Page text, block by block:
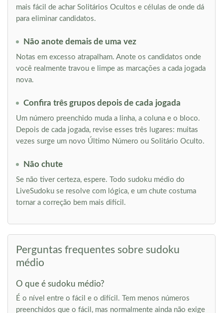
mais fácil de achar Solitários Ocultos e células de onde dá
para eliminar candidatos.
Não anote demais de uma vez
Notas em excesso atrapalham. Anote os candidatos onde
você realmente travou e limpe as marcações a cada jogada
nova.
Confira três grupos depois de cada jogada
Um número preenchido muda a linha, a coluna e o bloco.
Depois de cada jogada, revise esses três lugares: muitas
vezes surge um novo Último Número ou Solitário Oculto.
Não chute
Se não tiver certeza, espere. Todo sudoku médio do
LiveSudoku se resolve com lógica, e um chute costuma
tornar a correção bem mais difícil.
Perguntas frequentes sobre sudoku
médio
O que é sudoku médio?
É o nível entre o fácil e o difícil. Tem menos números
preenchidos que o fácil, mas normalmente ainda não exige